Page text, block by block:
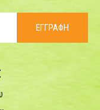
ΕΓΓΡΑΦΗ